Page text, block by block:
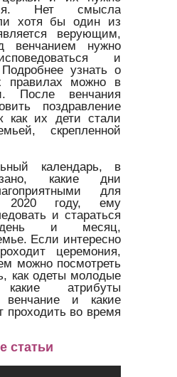
Нет смысла
хотя бы один из
верующим,
венчанием нужно
и
Подробнее узнать о
правилах можно в
После венчания
поздравление
как их дети стали
скрепленной
календарь, в
какие дни
для
2020 году, ему
и стараться
день и месяц,
Если интересно
церемония,
можно посмотреть
как одеты молодые
атрибуты
венчание и какие
проходить во время
статьи